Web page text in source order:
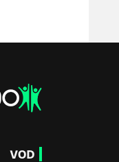
VOD